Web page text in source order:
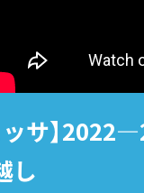
ッサ】
し